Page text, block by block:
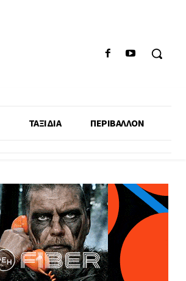
ΤΑΞΙΔΙΑ ΠΕΡΙΒΑΛΛΟΝ